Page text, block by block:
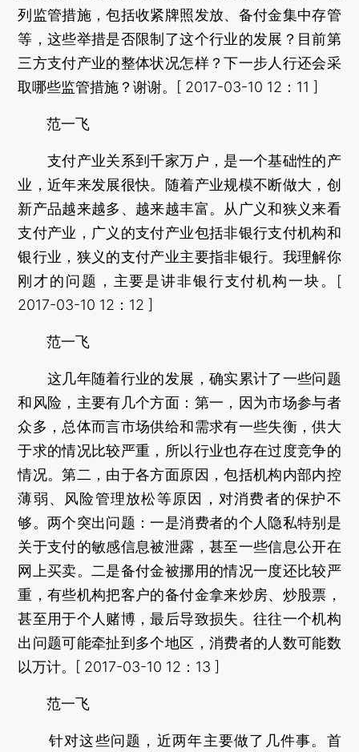
列监管措施，包括收紧牌照发放、备付金集中存管
等，这些举措是否限制了这个行业的发展？目前第
三方支付产业的整体状况怎样？下一步人行还会采
取哪些监管措施？谢谢。[ 2017-03-10 12：11 ]
范一飞
支付产业关系到千家万户，是一个基础性的产
业，近年来发展很快。随着产业规模不断做大，创
新产品越来越多、越来越丰富。从广义和狭义来看
支付产业，广义的支付产业包括非银行支付机构和
银行业，狭义的支付产业主要指非银行。我理解你
刚才的问题，主要是讲非银行支付机构一块。[
2017-03-10 12：12 ]
范一飞
这几年随着行业的发展，确实累计了一些问题
和风险，主要有几个方面：第一，因为市场参与者
众多，总体而言市场供给和需求有一些失衡，供大
于求的情况比较严重，所以行业也存在过度竞争的
情况。第二，由于各方面原因，包括机构内部内控
薄弱、风险管理放松等原因，对消费者的保护不
够。两个突出问题：一是消费者的个人隐私特别是
关于支付的敏感信息被泄露，甚至一些信息公开在
网上买卖。二是备付金被挪用的情况一度还比较严
重，有些机构把客户的备付金拿来炒房、炒股票，
甚至用于个人赌博，最后导致损失。往往一个机构
出问题可能牵扯到多个地区，消费者的人数可能数
以万计。[ 2017-03-10 12：13 ]
范一飞
针对这些问题，近两年主要做了几件事。首